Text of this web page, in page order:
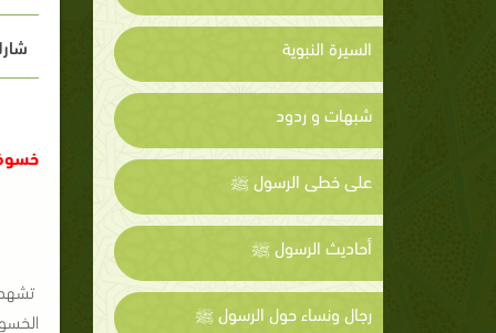
السيرة النبوية
شبهات و ردود
على خطى الرسول ﷺ
أحاديث الرسول ﷺ
رجال ونساء حول الرسول ﷺ
خسوف